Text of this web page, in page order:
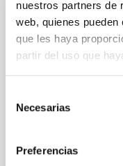
nuestros partners de
web, quienes
que les haya
partir del uso que
Necesarias
Preferencias
FOTONOTICIA
El director de
Española, Juan
El director de la
Instituto de
conocida como